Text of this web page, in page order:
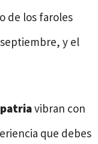
de los faroles
y el
patriavibran con
que debes